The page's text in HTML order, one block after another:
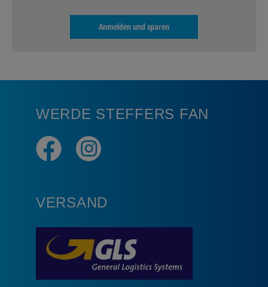
Anmelden und sparen
WERDE STEFFERS FAN
VERSAND